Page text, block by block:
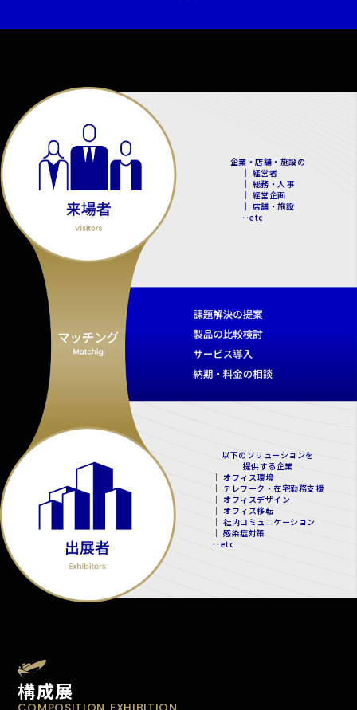
企業・店舗・施設の
｜ 経営者
｜ 総務・人事
｜ 経営企画
｜ 店舗・施設
‥etc
以下のソリューションを
提供する企業
｜ オフィス環境
｜ テレワーク・在宅勤務支援
｜ オフィスデザイン
｜ オフィス移転
｜ 社内コミュニケーション
｜ 感染症対策
‥etc
構成展